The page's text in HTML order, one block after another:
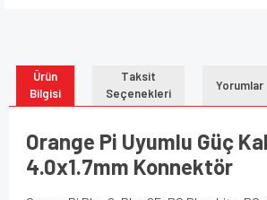
Ürün
Bilgisi
Taksit
Seçenekleri
Yorumlar
Orange Pi Uyumlu Güç
4.0x1.7mm Konnektör